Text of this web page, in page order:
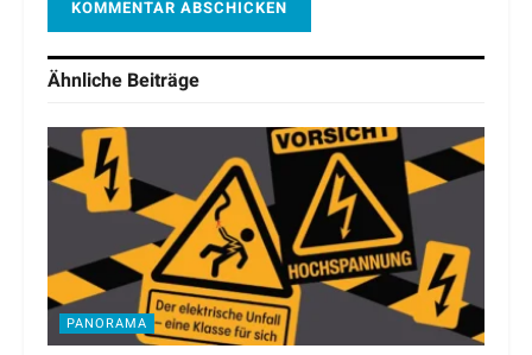
Ähnliche Beiträge
PANORAMA